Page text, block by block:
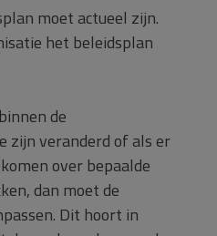
moet actueel zijn.
het beleidsplan
de
zijn veranderd of als er
over bepaalde
dan moet de
Dit hoort in